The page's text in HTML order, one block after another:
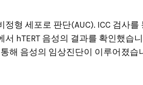
정형 세포로 판단(AUC). ICC 검사를
서 hTERT 음성의 결과를 확인했습니
해 음성의 임상진단이 이루어졌습